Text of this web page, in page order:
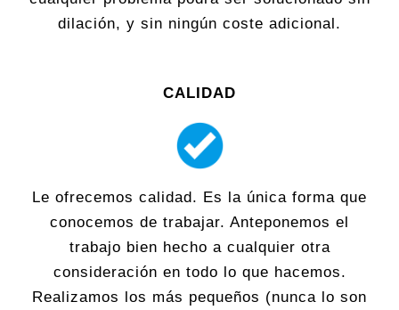
dilación, y sin ningún coste adicional.
CALIDAD
Le ofrecemos calidad. Es la única forma que
conocemos de trabajar. Anteponemos el
trabajo bien hecho a cualquier otra
consideración en todo lo que hacemos.
Realizamos los más pequeños (nunca lo son